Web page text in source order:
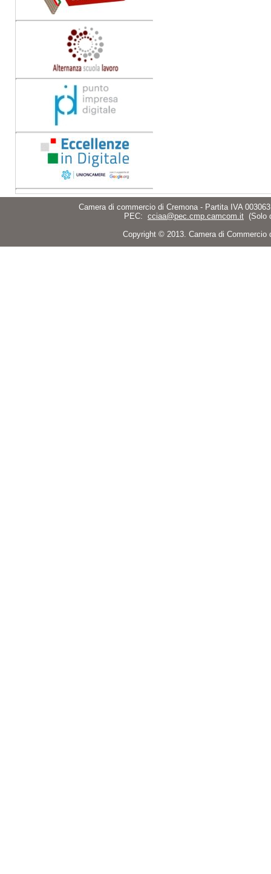
Camera di commercio di Cremona - Partita IVA
PEC: cciaa@pec.cmp.camcom.it (Solo
Copyright © 2013. Camera di